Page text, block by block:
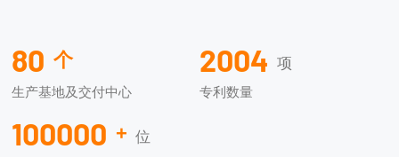
80 个
生产基地及交付中心
2004 项
专利数量
100000 + 位